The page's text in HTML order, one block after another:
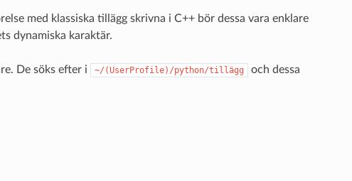
med klassiska tillägg skrivna i C++ bör dessa vara enklare
dynamiska karaktär.
De söks efter i ~/(UserProfile)/python/tillägg
och dessa